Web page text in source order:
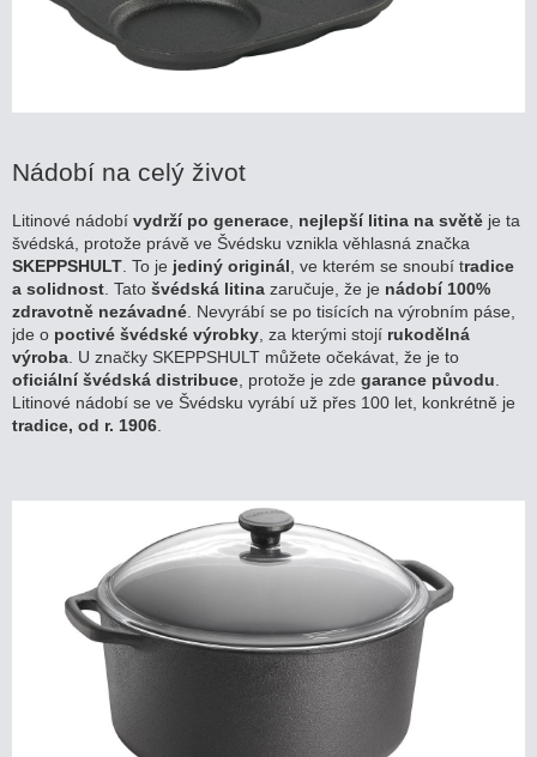
Nádobí na celý život
Litinové nádobí vydrží po generace nejlepší litina na světě je ta
švédská, protože právě ve Švédsku vznikla věhlasná značka
SKEPPSHULT . To je jediný originál , ve kterém se snoubí tradice
a solidnost . Tato švédská litina zaručuje, že je nádobí 100%
zdravotně nezávadné . Nevyrábí se po tisících na výrobním páse,
jde o poctivé švédské výrobky , za kterými stojí rukodělná
výroba . U značky SKEPPSHULT můžete očekávat, že je to
oficiální švédská distribuce , protože je zde garance původu
Litinové nádobí se ve Švédsku vyrábí už přes 100 let, konkrétně je
tradice, od r. 1906